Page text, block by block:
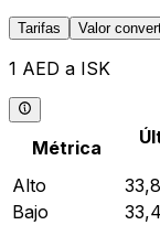
Tarifas Valor
1 AED a ISK
Métrica
Alto
Bajo